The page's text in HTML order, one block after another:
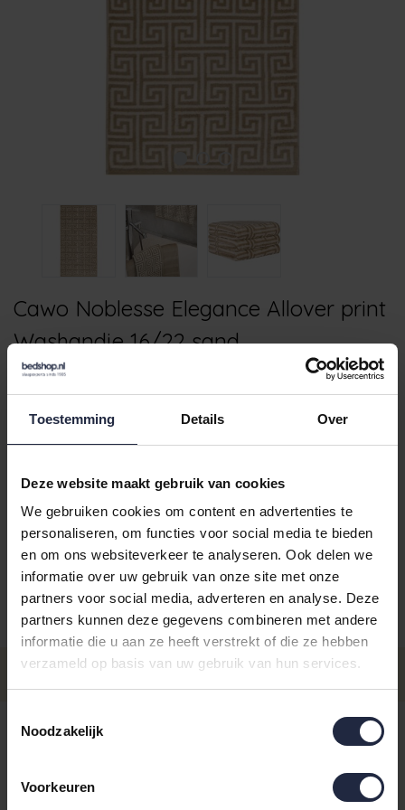
Toestemming Details Over
Deze website maakt gebruik van cookies
We gebruiken cookies om content en advertenties te
personaliseren, om functies voor social media te bieden
en om ons websiteverkeer te analyseren. Ook delen we
informatie over uw gebruik van onze site met onze
partners voor social media, adverteren en analyse. Deze
partners kunnen deze gegevens combineren met andere
informatie die u aan ze heeft verstrekt of die ze hebben
verzameld op basis van uw gebruik van hun services.
Noodzakelijk
Voorkeuren
Cawo Noblesse Elegance Allover print
Washandje 16/22 sand
€6,50
Kies je kleur:
Aantal Maat Prijs
Washandje 16/22 €6,5
Incl. BTW
€47,95